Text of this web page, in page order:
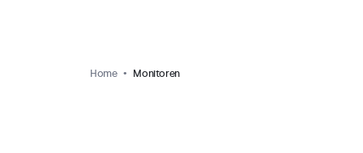
Home Monitoren